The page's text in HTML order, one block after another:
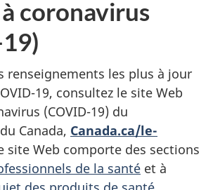
coronavirus
renseignements les plus à jour
19, consultez le site Web
(COVID-19) du
Canada, Canada.ca/le-
site Web comporte des sections
de la santé et à